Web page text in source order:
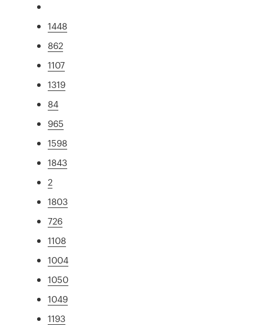
1448
862
1107
1319
84
965
1598
1843
2
1803
726
1108
1004
1050
1049
1193